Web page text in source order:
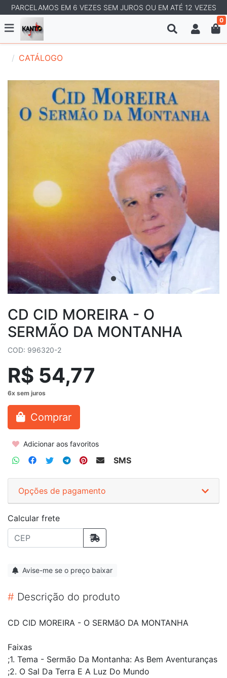
PARCELAMOS EM 6 VEZES SEM JUROS OU EM ATÉ 12 VEZES
0
CATÁLOGO
CD CID MOREIRA - O
SERMÃO DA MONTANHA
COD: 996320-2
R$ 54,77
Comprar
Adicionar aos favoritos
SMS
Opções de pagamento
Calcular frete
Avise-me se o preço baixar
# Descrição do produto
CD CID MOREIRA - O SERMãO DA MONTANHA
Faixas
;1. Tema - Sermão Da Montanha: As Bem Aventuranças
;2. O Sal Da Terra E A Luz Do Mundo